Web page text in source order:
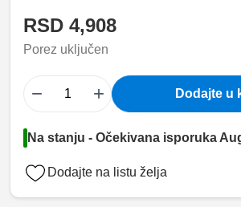
RSD 4,908
Porez uključen
− + Dodajte u
Na stanju - Očekivana isporuka
Dodajte na listu želja